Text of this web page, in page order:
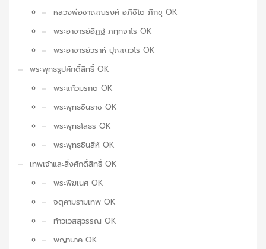
หลวงพ่อชาญณรงค์ อภิชิโต ภิกขุ OK
พระอาจารย์อิฏฐ์ ภทฺทจาโร OK
พระอาจารย์วราห์ ปุญญวโร OK
พระพุทธรูปศักดิ์สิทธิ์ OK
พระแก้วมรกต OK
พระพุทธชินราช OK
พระพุทธโสธร OK
พระพุทธชินสีห์ OK
เทพเจ้าและสิ่งศักดิ์สิทธิ์ OK
พระพิฆเนศ OK
จตุคามรามเทพ OK
ท้าวเวสสุวรรณ OK
พญานาค OK